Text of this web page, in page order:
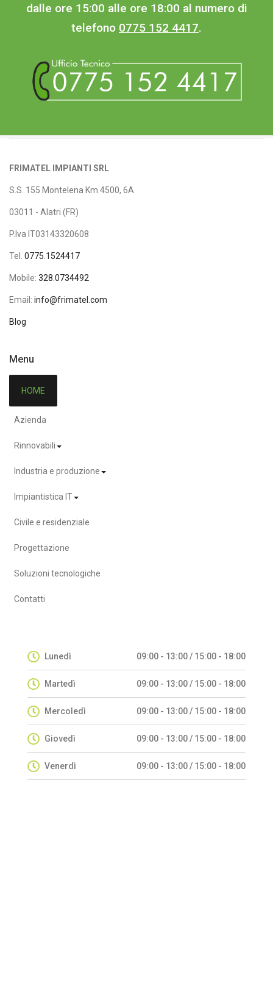
dalle ore 15:00 alle ore 18:00 al numero di
telefono 0775 152 4417.
FRIMATEL IMPIANTI SRL
S.S. 155 Montelena Km 4500, 6A
03011 - Alatri (FR)
P.Iva IT03143320608
Tel. 0775.1524417
Mobile: 328.0734492
Email: info@frimatel.com
Blog
Menu
HOME
Azienda
Rinnovabili
Industria e produzione
Impiantistica IT
Civile e residenziale
Progettazione
Soluzioni tecnologiche
Contatti
Lunedì 09:00 - 13:00 / 15:00 - 18:00
Martedì 09:00 - 13:00 / 15:00 - 18:00
Mercoledì 09:00 - 13:00 / 15:00 - 18:00
Giovedì 09:00 - 13:00 / 15:00 - 18:00
Venerdì 09:00 - 13:00 / 15:00 - 18:00